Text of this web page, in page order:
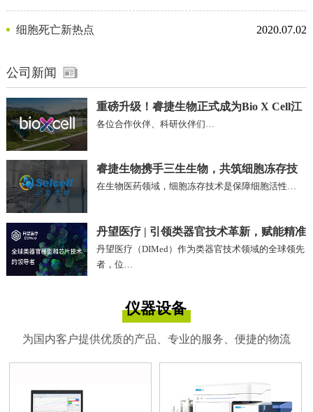
剂
细胞死亡新热点 2020.07.02
公司新闻
重磅升级！睿捷生物正式成为Bio X Cell江
苏、安徽区域独家代理商
各位合作伙伴、科研伙伴们…
睿捷生物携手三生生物，共筑细胞冻存技
术新未来!
在生物医药领域，细胞冻存技术是保障细胞活性…
丹望医疗 | 引领类器官技术革新，赋能精准
医疗未来
丹望医疗（DIMed）作为类器官技术领域的全球领先
者，位…
仪器设备
为国内客户提供优质的产品、专业的服务、便捷的物流